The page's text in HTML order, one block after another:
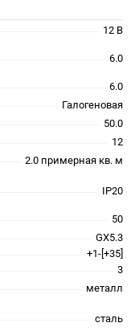
12 В
6.0
6.0
Галогеновая
50.0
12
2.0 примерная кв. м
IP20
50
GX5.3
+1-[+35]
3
металл
сталь